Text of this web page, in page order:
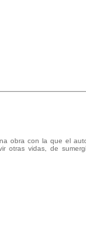
obra con la que el
otras vidas, de